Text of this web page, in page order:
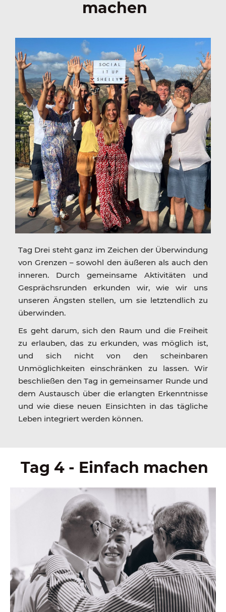
machen
Tag Drei steht ganz im Zeichen der Überwindung
von Grenzen – sowohl den äußeren als auch den
inneren. Durch gemeinsame Aktivitäten und
Gesprächsrunden erkunden wir, wie wir uns
unseren Ängsten stellen, um sie letztendlich zu
überwinden.
Es geht darum, sich den Raum und die Freiheit
zu erlauben, das zu erkunden, was möglich ist,
und sich nicht von den scheinbaren
Unmöglichkeiten einschränken zu lassen. Wir
beschließen den Tag in gemeinsamer Runde und
dem Austausch über die erlangten Erkenntnisse
und wie diese neuen Einsichten in das tägliche
Leben integriert werden können.
Tag 4 - Einfach machen